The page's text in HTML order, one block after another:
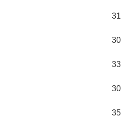
31
30
33
30
35